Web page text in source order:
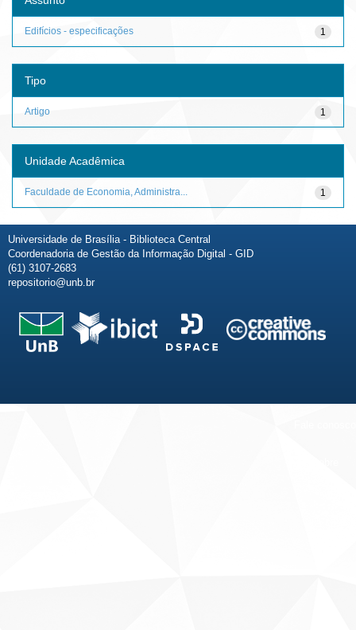
1
Edifícios - especificações
Tipo
1
Artigo
Unidade Acadêmica
1
Faculdade de Economia, Administra...
Universidade de Brasília - Biblioteca Central
Coordenadoria de Gestão da Informação Digital - GID
(61) 3107-2683
repositorio@unb.br